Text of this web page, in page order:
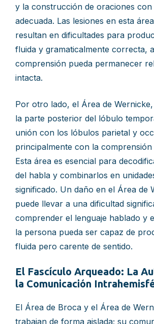
y la construcción de oraciones con
adecuada. Las lesiones en esta
resultan en dificultades para
fluida y gramaticalmente correcta,
comprensión pueda permanecer
intacta.
Por otro lado, el Área de
la parte posterior del lóbulo
unión con los lóbulos parietal y
principalmente con la comprensión
Esta área es esencial para
del habla y combinarlos en
significado. Un daño en el Área de
puede llevar a una dificultad
comprender el lenguaje hablado y
la persona pueda ser capaz de
fluida pero carente de sentido.
El Fascículo Arqueado: La
la Comunicación
El Área de Broca y el Área de
trabajan de forma aislada; su